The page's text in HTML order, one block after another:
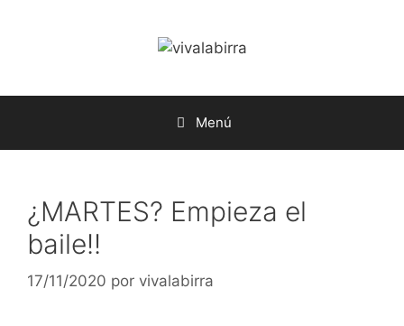
Menú
¿MARTES? Empieza el
baile!!
17/11/2020 por vivalabirra